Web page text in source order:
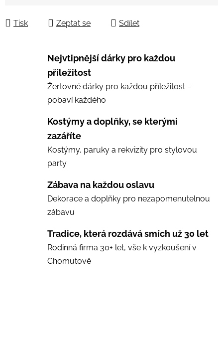
Tisk Zeptat se Sdílet
Nejvtipnější dárky pro každou
příležitost
Žertovné dárky pro každou příležitost –
pobaví každého
Kostýmy a doplňky, se kterými
zazáříte
Kostýmy, paruky a rekvizity pro stylovou
party
Zábava na každou oslavu
Dekorace a doplňky pro nezapomenutelnou
zábavu
Tradice, která rozdává smích už 30 let
Rodinná firma 30+ let, vše k vyzkoušení v
Chomutově